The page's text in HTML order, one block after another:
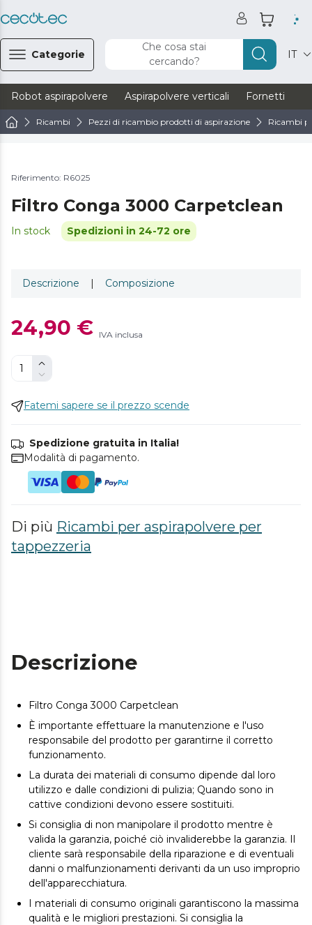
Categorie
Che cosa stai
cercando?
IT
Robot aspirapolvere Aspirapolvere verticali Fornetti
Ricambi Pezzi di ricambio prodotti di aspirazione Ricambi
Riferimento: R6025
Filtro Conga 3000 Carpetclean
In stock Spedizioni in 24-72 ore
Descrizione | Composizione
24,90 € IVA inclusa
Fatemi sapere se il prezzo scende
Spedizione gratuita in Italia!
Modalità di pagamento.
Di più Ricambi per aspirapolvere per
tappezzeria
Descrizione
Filtro Conga 3000 Carpetclean
È importante effettuare la manutenzione e l'uso
responsabile del prodotto per garantirne il corretto
funzionamento.
La durata dei materiali di consumo dipende dal loro
utilizzo e dalle condizioni di pulizia; Quando sono in
cattive condizioni devono essere sostituiti.
Si consiglia di non manipolare il prodotto mentre è
valida la garanzia, poiché ciò invaliderebbe la garanzia. Il
cliente sarà responsabile della riparazione e di eventuali
danni o malfunzionamenti derivanti da un uso improprio
dell'apparecchiatura.
I materiali di consumo originali garantiscono la massima
qualità e le migliori prestazioni. Si consiglia la